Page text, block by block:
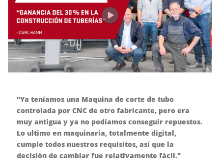
"Ya teníamos una Maquina de corte de tubo
controlada por CNC de otro fabricante, pero era
muy antigua y ya no podíamos conseguir repuestos.
Lo ultimo en maquinaria, totalmente digital,
cumple todos nuestros requisitos, así que la
decisión de cambiar fue relativamente fácil."